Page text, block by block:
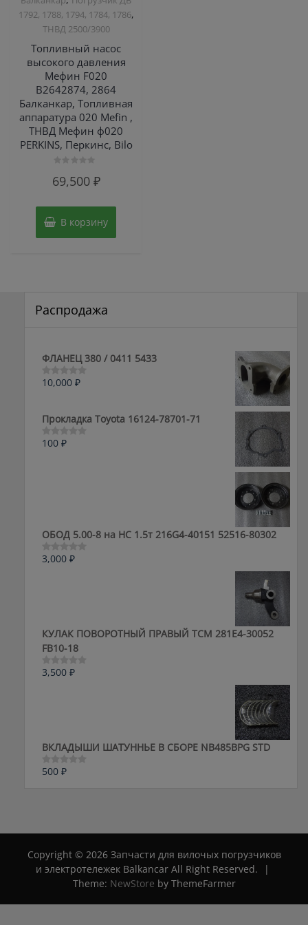
1792, 1788, 1794, 1784, 1786,
ТНВД 2500/3900
Топливный насос
высокого давления
Мефин F020
B2642874, 2864
Балканкар, Топливная
аппаратура 020 Mefin ,
ТНВД Мефин ф020
PERKINS, Перкинс, Bilo
0
69,500 ₽
В корзину
Распродажа
ФЛАНЕЦ 380 / 0411 5433
Оценка
5
10,000 ₽
Прокладка Toyota 16124-78701-71
Оценка
100 ₽
ОБОД 5.00-8 на HC 1.5т 216G4-40151 52516-80302
Оценка
3,000 ₽
КУЛАК ПОВОРОТНЫЙ ПРАВЫЙ ТСМ 281E4-30052
FB10-18
Оценка
3,500 ₽
ВКЛАДЫШИ ШАТУННЬЕ В СБОРЕ NB485BPG STD
Оценка
500 ₽
Copyright © 2026 Запчасти для вилочых погрузчиков
и электротележек Balkancar All Right Reserved.
|
Theme: NewStore by ThemeFarmer